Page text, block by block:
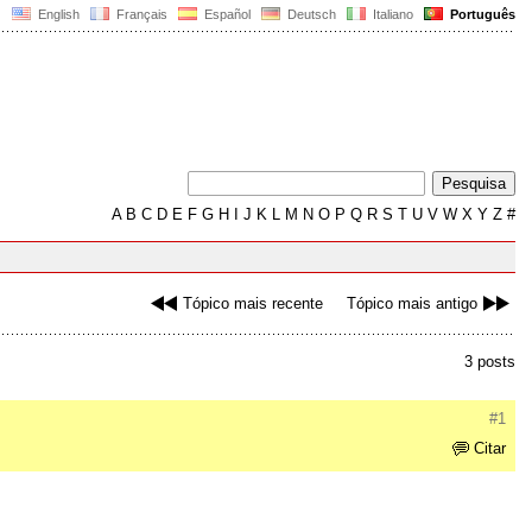
English Français Español Deutsch Italiano Português
AB C D E F G H J K L M N O P Q R S T U V W X Y Z #
Tópico mais recente Tópico mais antigo
3 posts
#1
Citar